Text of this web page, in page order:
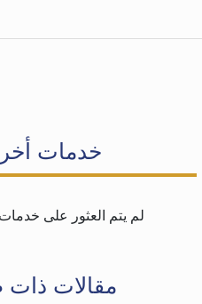
خدمات
لم يتم العثور على
مقالات ذات